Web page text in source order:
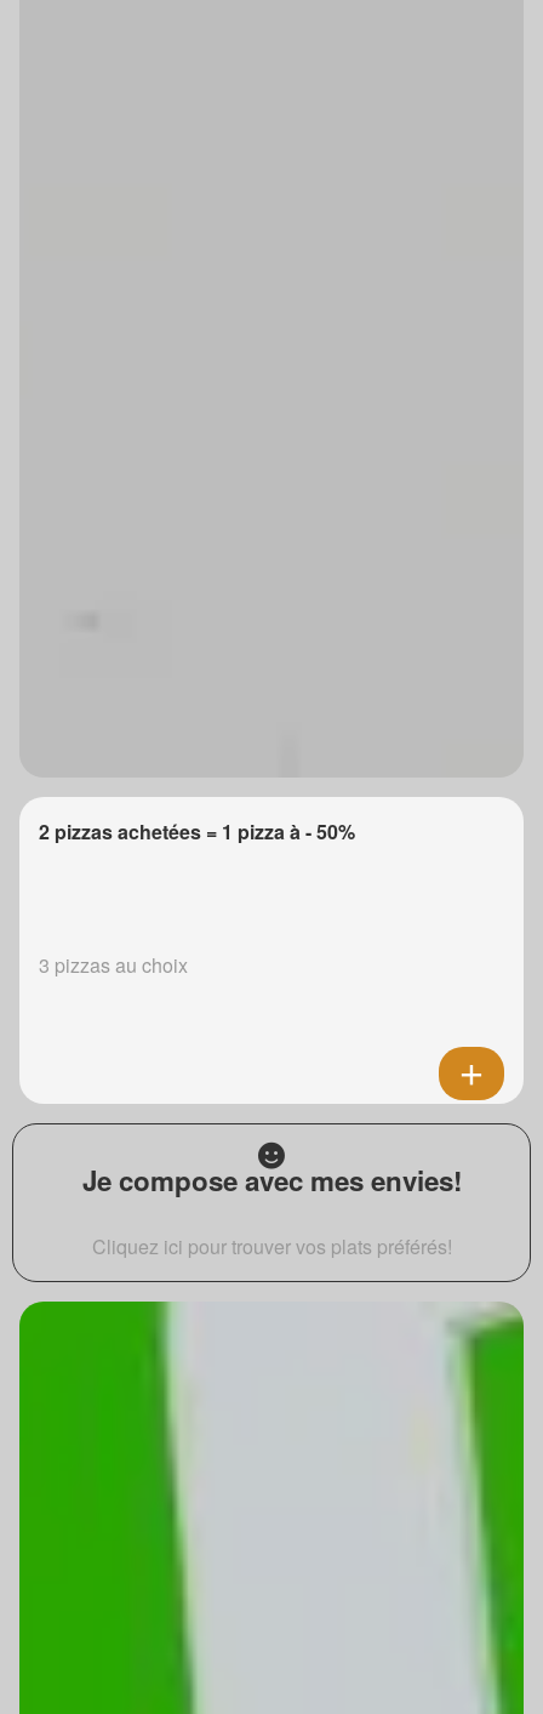
2 pizzas achetées = 1 pizza à - 50%
3 pizzas au choix
Je compose avec mes envies!
Cliquez ici pour trouver vos plats préférés!